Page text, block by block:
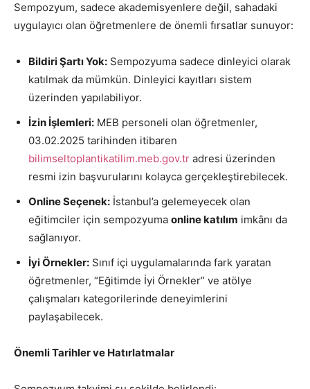
Sempozyum, sadece akademisyenlere değil, sahadaki
uygulayıcı olan öğretmenlere de önemli fırsatlar sunuyor:
Bildiri Şartı Yok: Sempozyuma sadece dinleyici olarak
katılmak da mümkün. Dinleyici kayıtları sistem
üzerinden yapılabiliyor.
İzin İşlemleri: MEB personeli olan öğretmenler,
03.02.2025 tarihinden itibaren
bilimseltoplantikatilim.meb.gov.tr adresi üzerinden
resmi izin başvurularını kolayca gerçekleştirebilecek.
Online Seçenek: İstanbul’a gelemeyecek olan
eğitimciler için sempozyuma online katılım imkânı da
sağlanıyor.
İyi Örnekler: Sınıf içi uygulamalarında fark yaratan
öğretmenler, “Eğitimde İyi Örnekler” ve atölye
çalışmaları kategorilerinde deneyimlerini
paylaşabilecek.
Önemli Tarihler ve Hatırlatmalar